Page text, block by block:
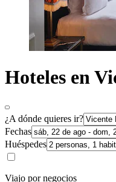
Hoteles en
¿A dónde quieres ir?
Fechas
Huéspedes
Viajo por negocios